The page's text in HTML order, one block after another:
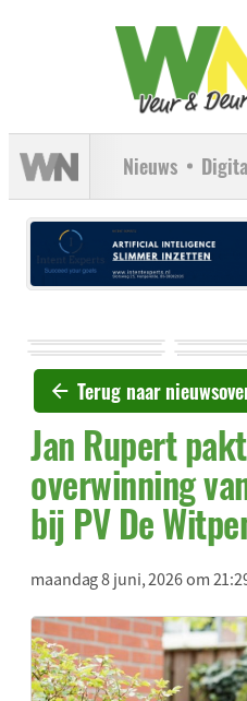
Nieuws
Terug naar
Jan Rupert
overwinning
bij PV De
maandag 8 juni, 2026 om